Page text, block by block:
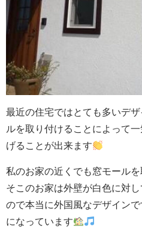
最近の住宅ではとても多いデ
ルを取り付けることによって
げることが出来ます
私のお家の近くでも窓モール
そこのお家は外壁が白色に対
ので本当に外国風なデザイン
になっています